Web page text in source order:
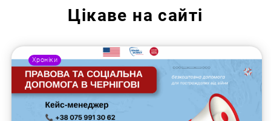
Цікаве на сайті
Хроніки